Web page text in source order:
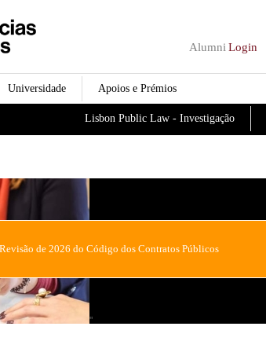
Alumni Login
Apoios e Prémios
Universidade
Lisbon Public Law - Investigação
"
de 2026 do Código dos Contratos Públicos